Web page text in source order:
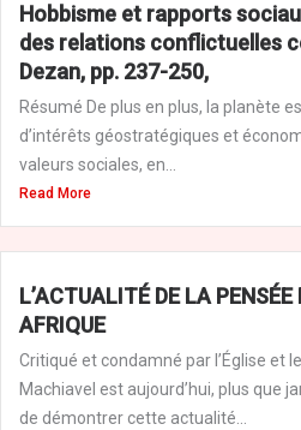
Hobbisme et rapports
des relations conflictuelles
Dezan, pp. 237-250,
Résumé De plus en plus, la planète
d’intérêts géostratégiques et
valeurs sociales, en...
Read More
L’ACTUALITÉ DE LA
AFRIQUE
Critiqué et condamné par l’Église et
Machiavel est aujourd’hui, plus que
de démontrer cette actualité...